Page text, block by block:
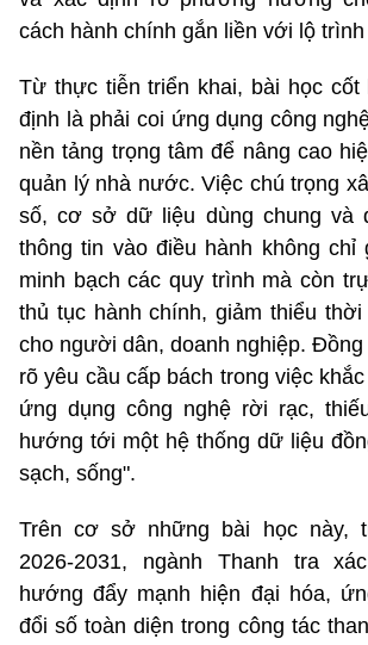
cách hành chính gắn liền với lộ
Từ thực tiễn triển khai, bài học cốt
định là phải coi ứng dụng công
nền tảng trọng tâm để nâng cao
quản lý nhà nước. Việc chú trọng
số, cơ sở dữ liệu dùng chung và
thông tin vào điều hành không chỉ
minh bạch các quy trình mà còn
thủ tục hành chính, giảm thiểu
cho người dân, doanh nghiệp.
rõ yêu cầu cấp bách trong việc
ứng dụng công nghệ rời rạc,
hướng tới một hệ thống dữ liệu
sạch, sống".
Trên cơ sở những bài học này,
2026-2031, ngành Thanh tra
hướng đẩy mạnh hiện đại hóa,
đổi số toàn diện trong công tác